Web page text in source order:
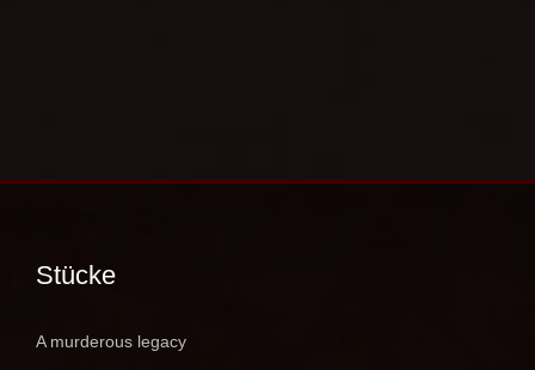
Stücke
A murderous legacy